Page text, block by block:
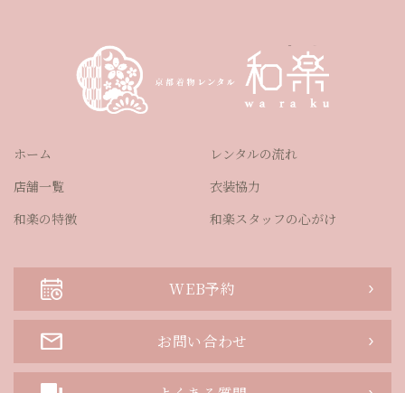
ホーム
店舗一覧
和楽の特徴
レンタルの流れ
衣装協力
和楽スタッフの心がけ
WEB予約
お問い合わせ